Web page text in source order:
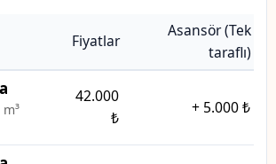
Fiyatlar
Asansör (Tek
taraflı)
42.000
₺
+ 5.000 ₺